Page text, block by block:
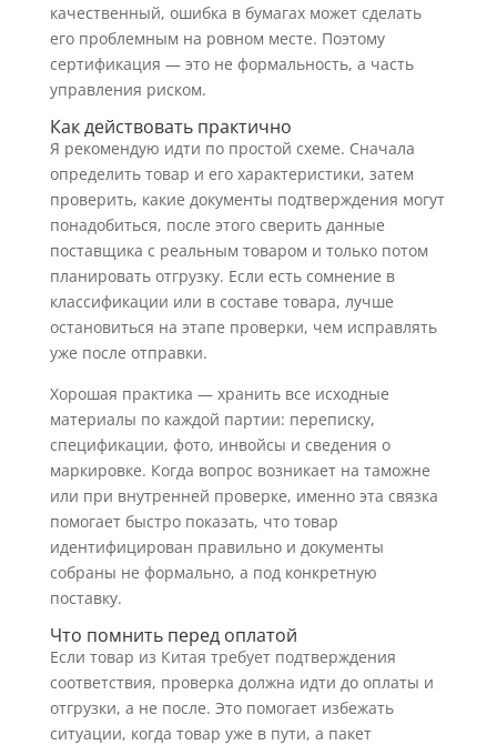
качественный, ошибка в бумагах может сделать
его проблемным на ровном месте. Поэтому
сертификация — это не формальность, а часть
управления риском.
Как действовать практично
Я рекомендую идти по простой схеме. Сначала
определить товар и его характеристики, затем
проверить, какие документы подтверждения могут
понадобиться, после этого сверить данные
поставщика с реальным товаром и только потом
планировать отгрузку. Если есть сомнение в
классификации или в составе товара, лучше
остановиться на этапе проверки, чем исправлять
уже после отправки.
Хорошая практика — хранить все исходные
материалы по каждой партии: переписку,
спецификации, фото, инвойсы и сведения о
маркировке. Когда вопрос возникает на таможне
или при внутренней проверке, именно эта связка
помогает быстро показать, что товар
идентифицирован правильно и документы
собраны не формально, а под конкретную
поставку.
Что помнить перед оплатой
Если товар из Китая требует подтверждения
соответствия, проверка должна идти до оплаты и
отгрузки, а не после. Это помогает избежать
ситуации, когда товар уже в пути, а пакет